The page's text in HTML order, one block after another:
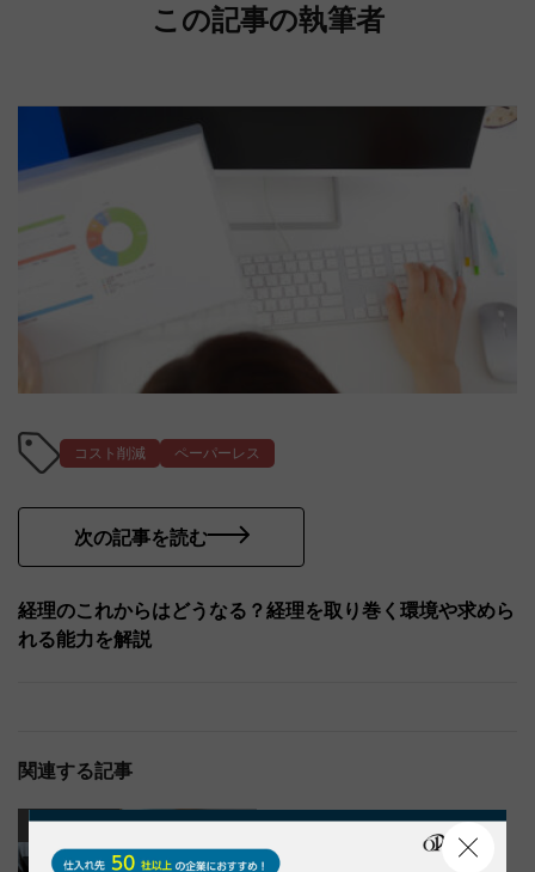
この記事の執筆者
コスト削減 ペーパーレス
次の記事を読む
経理のこれからはどうなる？経理を取り巻く環境や求めら
れる能力を解説
関連する記事
業務効率化
納品書